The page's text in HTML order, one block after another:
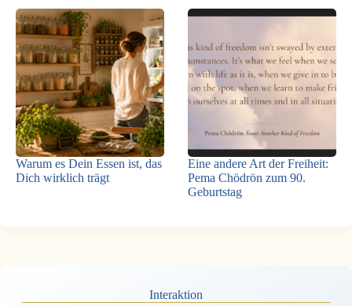
Warum es Dein Essen ist, das
Dich wirklich trägt
Eine andere Art der Freiheit:
Pema Chödrön zum 90.
Geburtstag
Interaktion